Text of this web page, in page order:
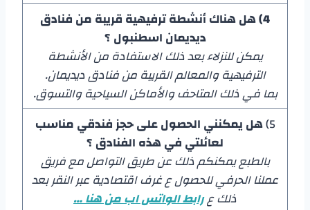
4) هل هناك أنشطة ترفيهية قريبة من فنادق
ديديمان اسطنبول ؟
يمكن للنزلاء بعد ذلك الاستفادة من الأنشطة
الترفيهية والمعالم القريبة من فنادق ديديمان.
بما في ذلك المتاحف والأماكن السياحية والتسوق.
5) هل يمكنني الحصول على حجز فندقي مناسب
لعائلتي في هذه الفنادق ؟
بالطبع يمكنكم ذلك عن طريق التواصل مع فريق
عملنا الحرفي للحصول ع غرف اقتصادية عبر النقر بعد
ذلك عرابط الواتس اب من هنا …